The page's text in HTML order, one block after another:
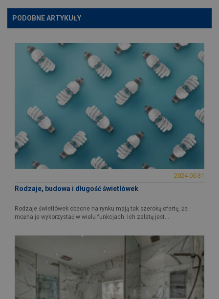
PODOBNE ARTYKUŁY
2024-05-31
Rodzaje, budowa i długość świetlówek
Rodzaje świetlówek obecne na rynku mają tak szeroką ofertę, że
można je wykorzystać w wielu funkcjach. Ich zaletą jest...